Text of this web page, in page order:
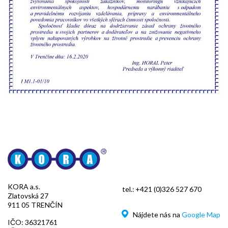
KORA a.s.
Zlatovská 27
911 05 TRENČÍN
IČO: 36321761
tel.: +421 (0)326 527 670
Nájdete nás na Google Map